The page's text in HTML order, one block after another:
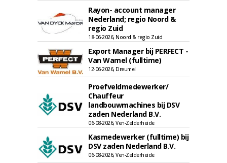
Rayon- account manager
Nederland; regio Noord &
regio Zuid
18-06-2026, Noord & regio Zuid
Export Manager bij PERFECT -
Van Wamel (fulltime)
12-06-2026, Dreumel
Proefveldmedewerker/
Chauffeur
landbouwmachines bij DSV
zaden Nederland B.V.
06-08-2026, Ven-Zelderheide
Kasmedewerker (fulltime) bij
DSV zaden Nederland B.V.
06-08-2026, Ven-Zelderheide